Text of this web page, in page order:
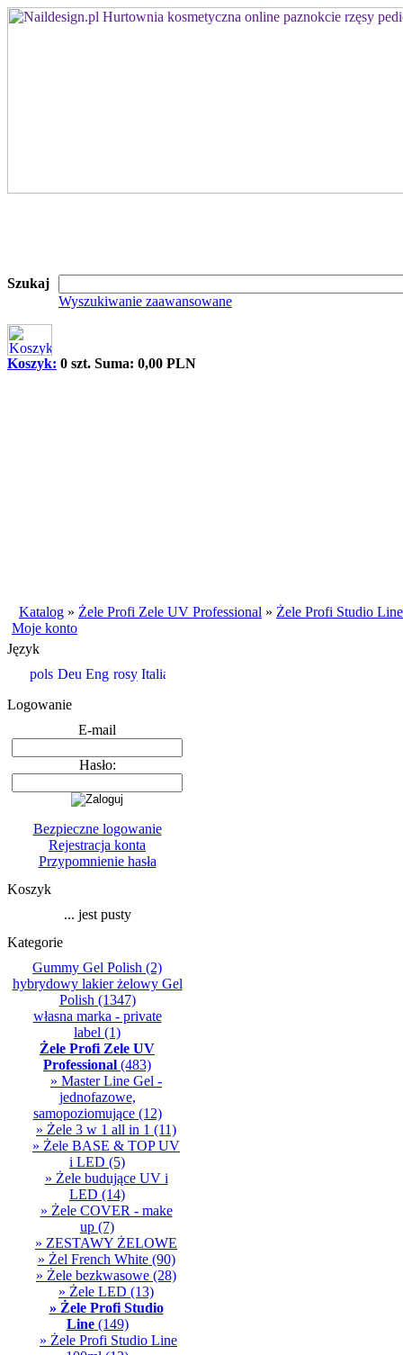
Szukaj
Wyszukiwanie zaawansowane
Koszyk: 0 szt. Suma: 0,00 PLN
Katalog » Żele Profi Zele UV Professional » Żele Profi Studio Line
Moje konto
Język
Logowanie
E-mail
Hasło:
Bezpieczne logowanie
Rejestracja konta
Przypomnienie hasła
Koszyk
... jest pusty
Kategorie
Gummy Gel Polish (2)
hybrydowy lakier żelowy Gel
Polish (1347)
własna marka - private
label (1)
Żele Profi Zele UV
Professional (483)
» Master Line Gel -
jednofazowe,
samopoziomujące(12)
» Żele 3 w 1 all in 1 (11)
» Żele BASE & TOP UV
i LED (5)
» Żele budujące UV i
LED (14)
» Żele COVER - make
up (7)
» ZESTAWY ŻELOWE
» Żel French White(90)
» Żele bezkwasowe (28)
» Żele LED (13)
» Żele Profi Studio
Line(149)
» Żele Profi Studio Line